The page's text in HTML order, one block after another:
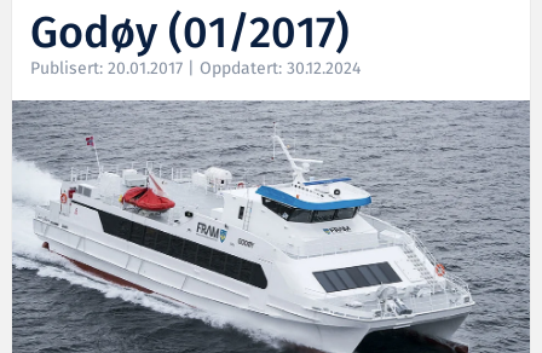
Godøy (01/2017)
Publisert: 20.01.2017 | Oppdatert: 30.12.2024